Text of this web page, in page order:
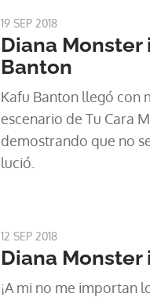
19 SEP 2018
Diana Monster
Banton
Kafu Banton llegó con
escenario de Tu Cara
demostrando que no
lució.
12 SEP 2018
Diana Monster
¡A mi no me importan